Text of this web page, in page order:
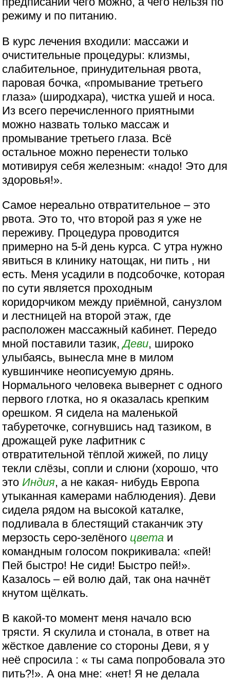
режиму и по питанию.
В курс лечения входили: массажи и
очистительные процедуры: клизмы,
слабительное, принудительная рвота,
паровая бочка, «промывание третьего
глаза» (широдхара), чистка ушей и носа.
Из всего перечисленного приятными
можно назвать только массаж и
промывание третьего глаза. Всё
остальное можно перенести только
мотивируя себя железным: «надо! Это для
здоровья!».
Самое нереально отвратительное – это
рвота. Это то, что второй раз я уже не
переживу. Процедура проводится
примерно на 5-й день курса. С утра нужно
явиться в клинику натощак, ни пить , ни
есть. Меня усадили в подсобочке, которая
по сути является проходным
коридорчиком между приёмной, санузлом
и лестницей на второй этаж, где
расположен массажный кабинет. Передо
мной поставили тазик,Деви, широко
улыбаясь, вынесла мне в милом
кувшинчике неописуемую дрянь.
Нормального человека вывернет с одного
первого глотка, но я оказалась крепким
орешком. Я сидела на маленькой
табуреточке, согнувшись над тазиком, в
дрожащей руке лафитник с
отвратительной тёплой жижей, по лицу
текли слёзы, сопли и слюни (хорошо, что
это Индия, а не какая- нибудь Европа
утыканная камерами наблюдения). Деви
сидела рядом на высокой каталке,
подливала в блестящий стаканчик эту
мерзость серо-зелёного цвета и
командным голосом покрикивала: «пей!
Пей быстро! Не сиди! Быстро пей!».
Казалось – ей волю дай, так она начнёт
кнутом щёлкать.
В какой-то момент меня начало всю
трясти. Я скулила и стонала, в ответ на
жёсткое давление со стороны Деви, я у
неё спросила : « ты сама попробовала это
пить?!». А она мне: «нет! Я не делала